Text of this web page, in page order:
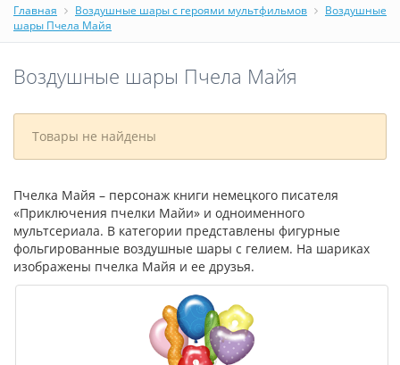
Главная Воздушные шары с героями мультфильмов
Воздушные
шары Пчела Майя
Воздушные шары Пчела Майя
Товары не найдены
Пчелка Майя – персонаж книги немецкого писателя
«Приключения пчелки Майи» и одноименного
мультсериала. В категории представлены фигурные
фольгированные воздушные шары с гелием. На шариках
изображены пчелка Майя и ее друзья.